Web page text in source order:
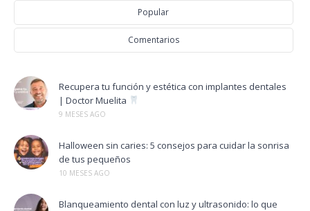
Popular
Comentarios
Recupera tu función y estética con implantes dentales
| Doctor Muelita
9 MESES AGO
Halloween sin caries: 5 consejos para cuidar la sonrisa
de tus pequeños
10 MESES AGO
Blanqueamiento dental con luz y ultrasonido: lo que